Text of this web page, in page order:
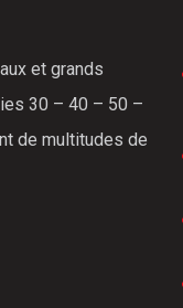
et grands
30 – 40 – 50 –
de multitudes de